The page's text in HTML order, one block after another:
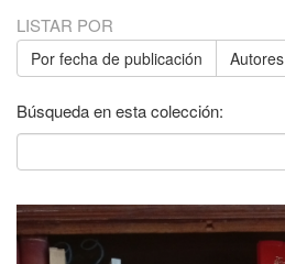
LISTAR POR
Por fecha de publicación Autores
Búsqueda en esta colección: